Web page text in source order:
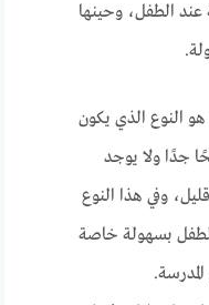
الطفل، وحينها
النوع الذي يكون
جدًا ولا يوجد
وفي هذا النوع
بسهولة خاصة